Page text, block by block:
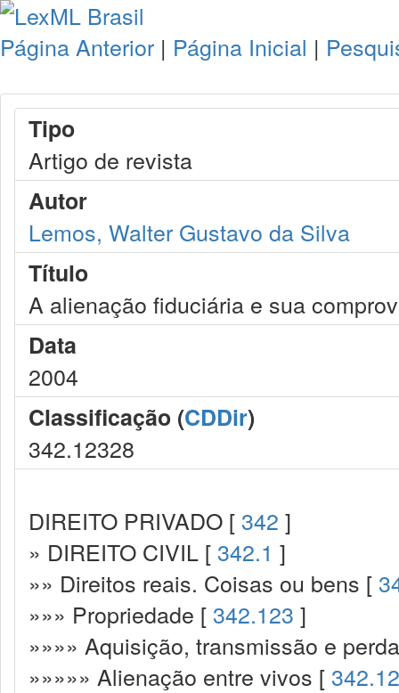
Página Anterior | Página Inicial |
Tipo
Artigo de revista
Autor
Lemos, Walter Gustavo da Silva
Título
A alienação fiduciária e sua
Data
2004
Classificação (CDDir)
342.12328
DIREITO PRIVADO [ 342 ]
» DIREITO CIVIL [ 342.1 ]
»» Direitos reais. Coisas ou bens [
»»» Propriedade [ 342.123 ]
»»»» Aquisição, transmissão e
»»»»» Alienação entre vivos [